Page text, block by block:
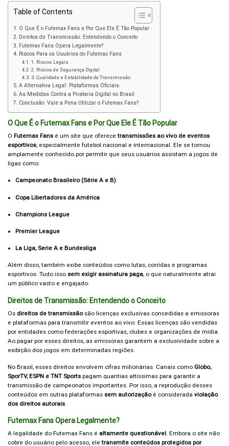
Table of Contents
O Que É o Futemax Fans e Por Que Ele É Tão Popular
Direitos de Transmissão: Entendendo o Conceito
Futemax Fans Opera Legalmente?
Riscos Para os Usuários do Futemax Fans
1. Riscos Legais
2. Riscos de Segurança Digital
3. Qualidade e Estabilidade da Transmissão
A Alternativa Legal: Plataformas Oficiais
As Medidas Contra a Pirataria Digital no Brasil
Conclusão: Vale a Pena Utilizar o Futemax Fans?
O Que É o Futemax Fans e Por Que Ele É Tão Popular
O Futemax Fans é um site que oferecetransmissões ao vivo de eventos
esportivos, especialmente futebol nacional e internacional. Ele se tornou
amplamente conhecido por permitir que seus usuários assistam a jogos de
ligas como:
Campeonato Brasileiro (Série A e B)
Copa Libertadores da América
Champions League
Premier League
La Liga, Serie A e Bundesliga
Além disso, também exibe conteúdos como lutas, corridas e programas
esportivos. Tudo isso sem exigir assinatura paga, o que naturalmente atrai
um público vasto e engajado.
Direitos de Transmissão: Entendendo o Conceito
Os direitos de transmissãosão licenças exclusivas concedidas a emissoras
e plataformas para transmitir eventos ao vivo. Essas licenças são vendidas
por entidades como federações esportivas, clubes e organizações de mídia.
Ao pagar por esses direitos, as emissoras garantem a exclusividade sobre a
exibição dos jogos em determinadas regiões.
No Brasil, esses direitos envolvem cifras milionárias. Canais como Globo,
SporTV, ESPN e TNT Sports pagam quantias altíssimas para garantir a
transmissão de campeonatos importantes. Por isso, a reprodução desses
conteúdos em outras plataformas sem autorizaçãoé considerada violação
dos direitos autorais
Futemax Fans Opera Legalmente?
A legalidade do Futemax Fans é altamente questionável. Embora o site não
cobre do usuário pelo acesso, eletransmite conteúdos protegidos por